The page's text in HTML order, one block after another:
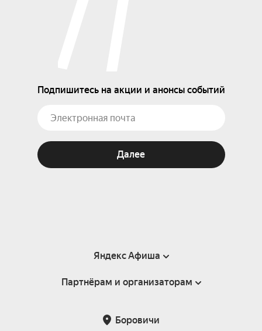
Подпишитесь на акции и анонсы событий
Далее
Яндекс Афиша
Справка
Подарочные сертификаты
Партнёрам и организаторам
Боровичи